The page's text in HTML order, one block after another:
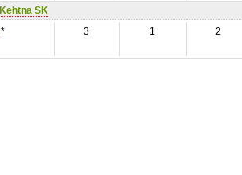
Kehtna SK
*
3 1 2